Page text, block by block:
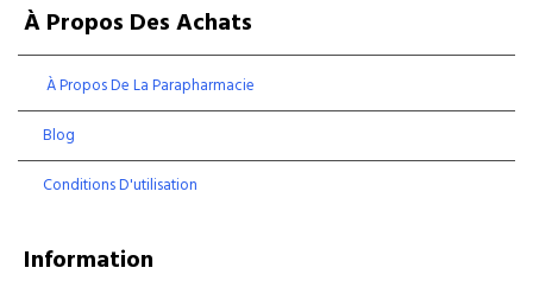
À Propos Des Achats
À Propos De La Parapharmacie
Blog
Conditions D'utilisation
Information